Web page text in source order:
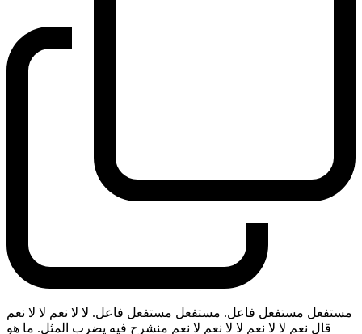
مستفعل مستفعل فاعل. مستفعل مستفعل فاعل. لا لا نعم لا لا نعم
قال نعم لا لا نعم لا لا نعم لا نعم منشرح فيه يضرب المثل. ما هو